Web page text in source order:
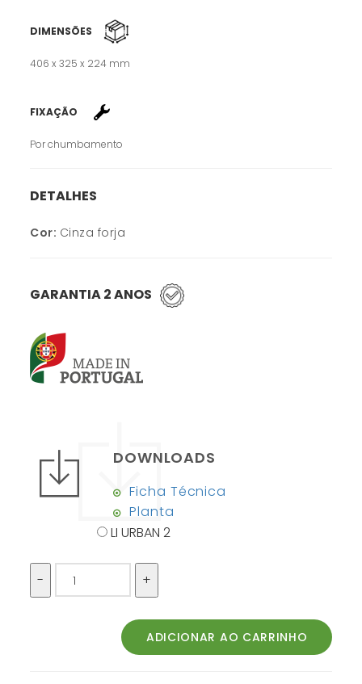
DIMENSÕES
406 x 325 x 224 mm
FIXAÇÃO
Por chumbamento
DETALHES
Cor: Cinza forja
GARANTIA 2 ANOS
DOWNLOADS
Ficha Técnica
Planta
LI URBAN 2